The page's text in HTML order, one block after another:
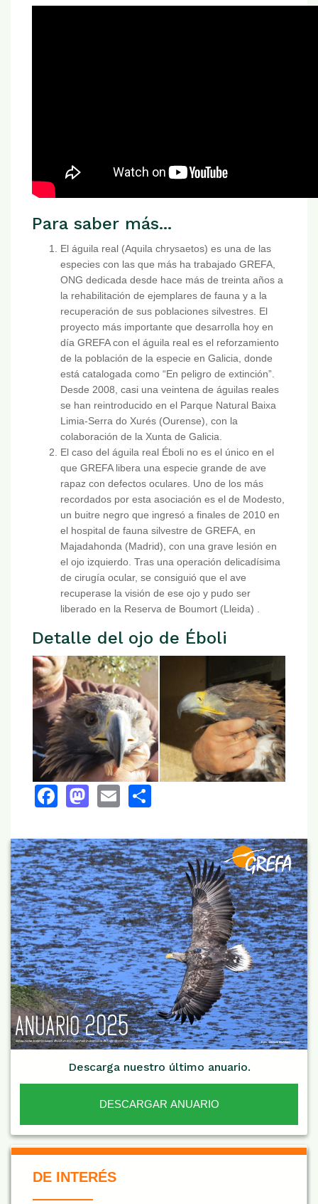
Para saber más...
El águila real (Aquila chrysaetos) es una de las
especies con las que más ha trabajado GREFA,
ONG dedicada desde hace más de treinta años a
la rehabilitación de ejemplares de fauna y a la
recuperación de sus poblaciones silvestres. El
proyecto más importante que desarrolla hoy en
día GREFA con el águila real es el reforzamiento
de la población de la especie en Galicia, donde
está catalogada como “En peligro de extinción”.
Desde 2008, casi una veintena de águilas reales
se han reintroducido en el Parque Natural Baixa
Limia-Serra do Xurés (Ourense), con la
colaboración de la Xunta de Galicia.
El caso del águila real Éboli no es el único en el
que GREFA libera una especie grande de ave
rapaz con defectos oculares. Uno de los más
recordados por esta asociación es el de Modesto,
un buitre negro que ingresó a finales de 2010 en
el hospital de fauna silvestre de GREFA, en
Majadahonda (Madrid), con una grave lesión en
el ojo izquierdo. Tras una operación delicadísima
de cirugía ocular, se consiguió que el ave
recuperase la visión de ese ojo y pudo ser
liberado en la Reserva de Boumort (Lleida) .
Detalle del ojo de Éboli
Facebook
Mastodon
Email
Descarga nuestro último anuario.
DESCARGAR ANUARIO
De Interés NARANJA
DE INTERÉS